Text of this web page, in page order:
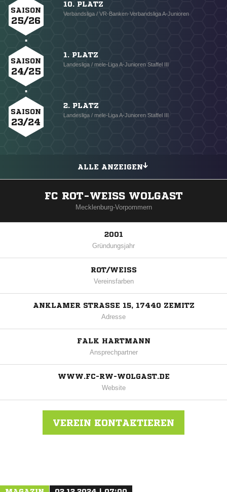
SAISON
25/26
10. PLATZ
Verbandsliga / VR-Banken-Verbandsliga A-Junioren
SAISON
24/25
1. PLATZ
Landesliga / mele-Liga A-Junioren Staffel III
SAISON
23/24
2. PLATZ
Landesliga / mele-Liga A-Junioren Staffel III
ALLE ANZEIGEN
FC ROT-WEISS WOLGAST
Mecklenburg-Vorpommern
2001
Gründungsjahr
ROT/WEISS
Vereinsfarben
ANKLAMER STRASSE 15, 17440 ZEMITZ
Adresse
FALK HARTMANN
Ansprechpartner
WWW.FC-RW-WOLGAST.DE
Website
VEREIN KONTAKTIEREN